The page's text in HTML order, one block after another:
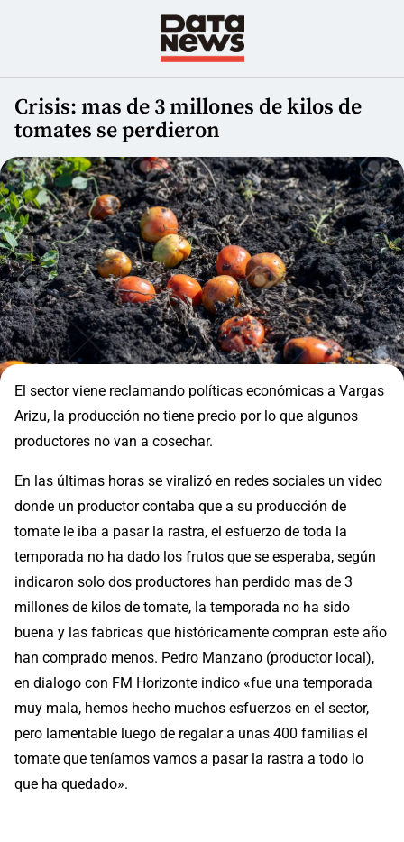
Crisis: mas de 3 millones de kilos de
tomates se perdieron
El sector viene reclamando políticas económicas a Vargas
Arizu, la producción no tiene precio por lo que algunos
productores no van a cosechar.
En las últimas horas se viralizó en redes sociales un video
donde un productor contaba que a su producción de
tomate le iba a pasar la rastra, el esfuerzo de toda la
temporada no ha dado los frutos que se esperaba, según
indicaron solo dos productores han perdido mas de 3
millones de kilos de tomate, la temporada no ha sido
buena y las fabricas que históricamente compran este año
han comprado menos. Pedro Manzano (productor local),
en dialogo con FM Horizonte indico «fue una temporada
muy mala, hemos hecho muchos esfuerzos en el sector,
pero lamentable luego de regalar a unas 400 familias el
tomate que teníamos vamos a pasar la rastra a todo lo
que ha quedado».